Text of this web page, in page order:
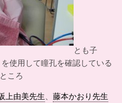
とも子
使用して瞳孔を確認している
ところ
上由美先生、 藤本かおり先生